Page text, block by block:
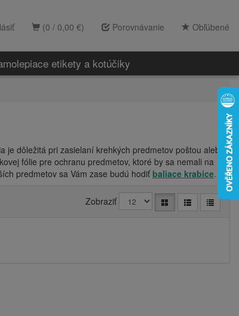
(0 / 0,00 €) Porovnávanie Obľúbené
etikety a kotúčiky
dôležitá pri zasielaní krehkých predmetov poštou alebo
fólie pre ochranu predmetov, ktoré by sa nemali na
predmetov sa Vám zase budú hodiť baliace krabice.
Zobraziť